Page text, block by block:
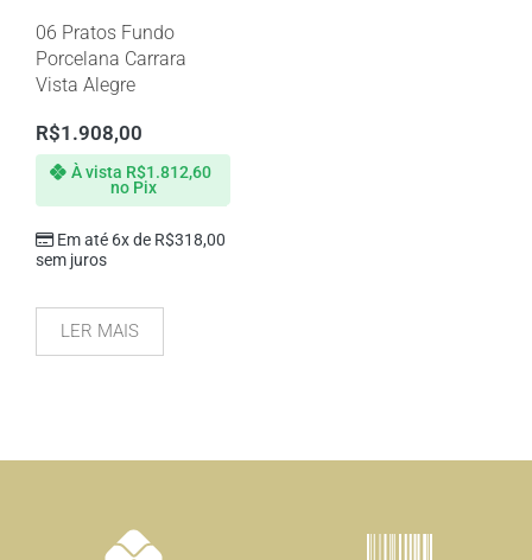
06 Pratos Fundo
Porcelana Carrara
Vista Alegre
R$1.908,00
Em até 6x de R$318,00
sem juros
À vista R$1.812,60
no Pix
LER MAIS